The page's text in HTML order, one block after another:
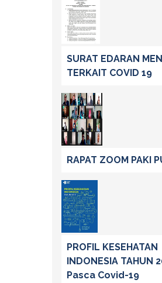
SURAT EDARAN
TERKAIT COVID 19
RAPAT ZOOM PAKI
PROFIL KESEHATAN
INDONESIA TAHUN
Pasca Covid-19